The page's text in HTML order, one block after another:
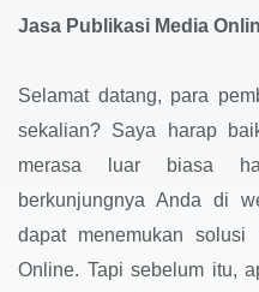
Jasa Publikasi Media
Selamat datang, para
sekalian? Saya harap
merasa luar biasa
berkunjungnya Anda di
dapat menemukan
Online. Tapi sebelum itu,